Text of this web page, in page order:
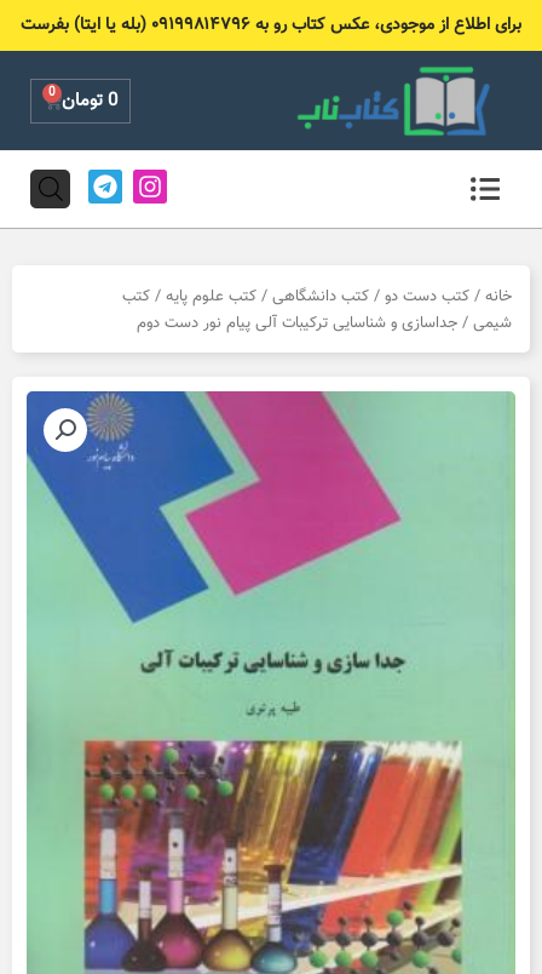
برای اطلاع از موجودی، عکس کتاب رو به ۰۹۱۹۹۸۱۴۷۹۶ (بله یا ایتا) بفرست
0تومان 0
Cart
I
n
s
g
r
a
T
e
l
m
خانه / کتب دست دو / کتب دانشگاهی / کتب علوم پایه / کتب
شیمی / جداسازی و شناسایی ترکیبات آلی پیام نور دست دوم